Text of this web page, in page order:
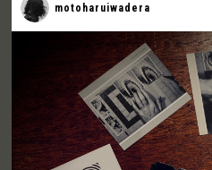
motoharuiwadera